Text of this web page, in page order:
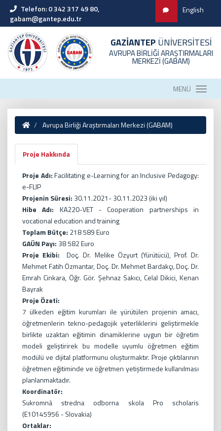
Telefon: 0 342 317 49 80,
gabam@gantep.edu.tr
English
GAZİANTEP ÜNİVERSİTESİ
AVRUPA BİRLİĞİ ARAŞTIRMALARI
MERKEZİ (GABAM)
MENÜ
Avrupa Birliği Araştırmaları Merkezi (GABAM)
Proje Hakkında
Proje Adı:Facilitating e-Learning for an Inclusive Pedagogy:
e-FLIP
Projenin Süresi: 30.11.2021- 30.11.2023 (iki yıl)
Hibe Adı: KA220-VET - Cooperation partnerships in
vocational education and training
Toplam Bütçe: 218 589 Euro
GAÜN Payı: 38 582 Euro
Proje Ekibi:
Doç. Dr. Melike Özyurt (Yürütücü), Prof. Dr.
Mehmet Fatih Özmantar, Doç. Dr. Mehmet Bardakçı, Doç. Dr.
Emrah Cinkara, Öğr. Gör. Şehnaz Sakıcı, Celal Dikici, Kenan
Bayrak
Proje Özeti:
7 ülkeden eğitim kurumları ile yürütülen projenin amacı,
öğretmenlerin tekno-pedagojik yeterliklerini geliştirmekle
birlikte uzaktan eğitimin dinamiklerine uygun bir öğretim
modeli geliştirirek bu modelle uyumlu öğretmen eğitim
modülü ve dijital platformunu oluşturmaktır. Proje çıktılarının
öğretmen eğitiminde ve öğretmen yetiştirmede kullanılması
planlanmaktadır.
Koordinatör:
Sukromná stredna odborna skola Pro scholaris
(E10145956 - Slovakia)
Ortaklar: